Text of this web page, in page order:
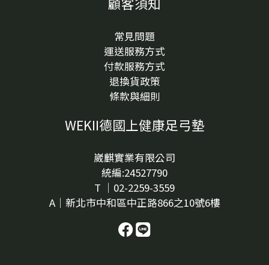
常見問題
運送服務方式
付款服務方式
退換貨政策
條款與細則
WEKII德國上健康足弓墊
崴麒實業有限公司
統編:24527790
T ｜02-2259-3559
A｜新北市中和區中正路866之10號6樓